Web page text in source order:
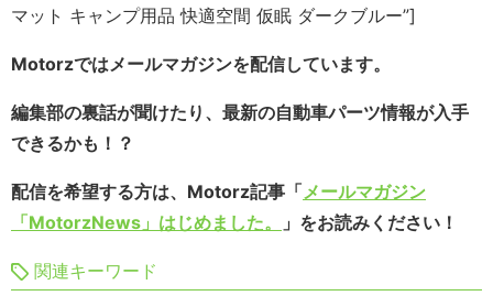
マット キャンプ用品 快適空間 仮眠 ダークブルー”]
Motorzではメールマガジンを配信しています。
編集部の裏話が聞けたり、最新の自動車パーツ情報が入手
できるかも！？
配信を希望する方は、Motorz記事「メールマガジン
「MotorzNews」はじめました。
」をお読みください！
関連キーワード